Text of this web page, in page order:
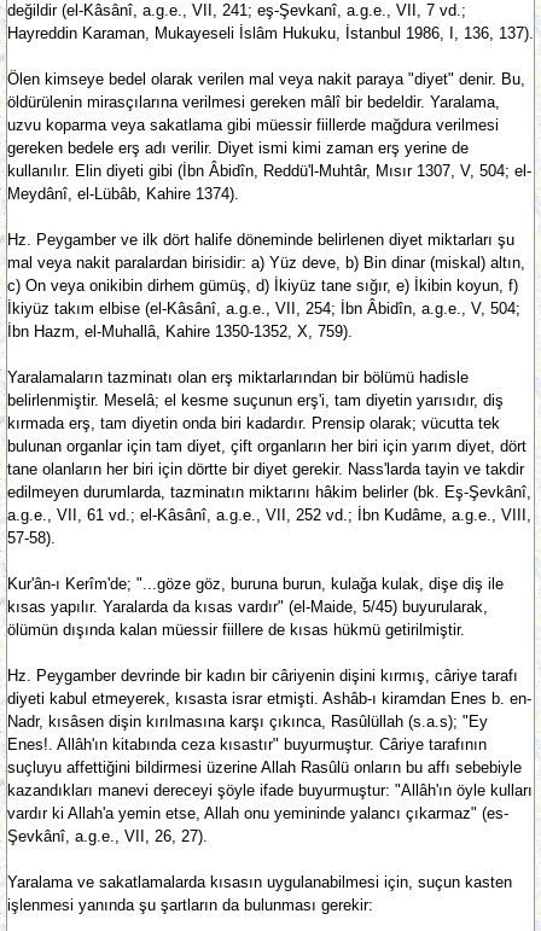
değildir (el-Kâsânî, a.g.e., VII, 241; eş-Şevkanî, a.g.e., VII, 7 vd.;
Hayreddin Karaman, Mukayeseli İslâm Hukuku, İstanbul 1986, I, 136, 137).
Ölen kimseye bedel olarak verilen mal veya nakit paraya "diyet" denir. Bu,
öldürülenin mirasçılarına verilmesi gereken mâlî bir bedeldir. Yaralama,
uzvu koparma veya sakatlama gibi müessir fiillerde mağdura verilmesi
gereken bedele erş adı verilir. Diyet ismi kimi zaman erş yerine de
kullanılır. Elin diyeti gibi (İbn Âbidîn, Reddü'l-Muhtâr, Mısır 1307, V, 504; el-
Meydânî, el-Lübâb, Kahire 1374).
Hz. Peygamber ve ilk dört halife döneminde belirlenen diyet miktarları şu
mal veya nakit paralardan birisidir: a) Yüz deve, b) Bin dinar (miskal) altın,
c) On veya onikibin dirhem gümüş, d) İkiyüz tane sığır, e) İkibin koyun, f)
İkiyüz takım elbise (el-Kâsânî, a.g.e., VII, 254; İbn Âbidîn, a.g.e., V, 504;
İbn Hazm, el-Muhallâ, Kahire 1350-1352, X, 759).
Yaralamaların tazminatı olan erş miktarlarından bir bölümü hadisle
belirlenmiştir. Meselâ; el kesme suçunun erş'i, tam diyetin yarısıdır, diş
kırmada erş, tam diyetin onda biri kadardır. Prensip olarak; vücutta tek
bulunan organlar için tam diyet, çift organların her biri için yarım diyet, dört
tane olanların her biri için dörtte bir diyet gerekir. Nass'larda tayin ve takdir
edilmeyen durumlarda, tazminatın miktarını hâkim belirler (bk. Eş-Şevkânî,
a.g.e., VII, 61 vd.; el-Kâsânî, a.g.e., VII, 252 vd.; İbn Kudâme, a.g.e., VIII,
57-58).
Kur'ân-ı Kerîm'de; "...göze göz, buruna burun, kulağa kulak, dişe diş ile
kısas yapılır. Yaralarda da kısas vardır" (el-Maide, 5/45) buyurularak,
ölümün dışında kalan müessir fiillere de kısas hükmü getirilmiştir.
Hz. Peygamber devrinde bir kadın bir câriyenin dişini kırmış, câriye tarafı
diyeti kabul etmeyerek, kısasta israr etmişti. Ashâb-ı kiramdan Enes b. en-
Nadr, kısâsen dişin kırılmasına karşı çıkınca, Rasûlüllah (s.a.s); "Ey
Enes!. Allâh'ın kitabında ceza kısastır" buyurmuştur. Câriye tarafının
suçluyu affettiğini bildirmesi üzerine Allah Rasûlü onların bu affı sebebiyle
kazandıkları manevi dereceyi şöyle ifade buyurmuştur: "Allâh'ın öyle kulları
vardır ki Allah'a yemin etse, Allah onu yemininde yalancı çıkarmaz" (es-
Şevkânî, a.g.e., VII, 26, 27).
Yaralama ve sakatlamalarda kısasın uygulanabilmesi için, suçun kasten
işlenmesi yanında şu şartların da bulunması gerekir: